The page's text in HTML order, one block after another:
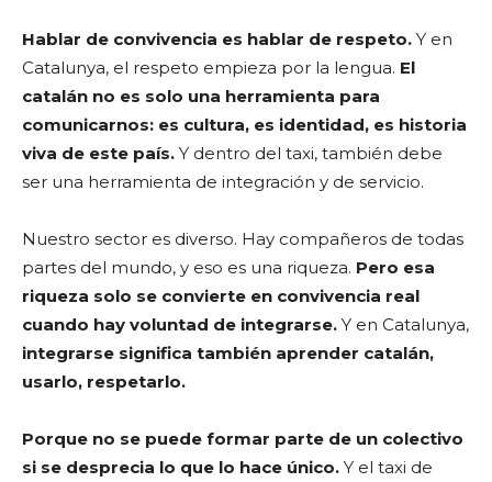
Hablar de convivencia es hablar de respeto. Y en
Catalunya, el respeto empieza por la lengua. El
catalán no es solo una herramienta para
comunicarnos: es cultura, es identidad, es historia
viva de este país. Y dentro del taxi, también debe
ser una herramienta de integración y de servicio.
Nuestro sector es diverso. Hay compañeros de todas
partes del mundo, y eso es una riqueza. Pero esa
riqueza solo se convierte en convivencia real
cuando hay voluntad de integrarse. Y en Catalunya,
integrarse significa también aprender catalán,
usarlo, respetarlo.
Porque no se puede formar parte de un colectivo
si se desprecia lo que lo hace único. Y el taxi de